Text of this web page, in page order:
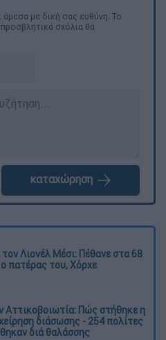
με δική σας ευθύνη. Το
σχόλια θα
καταχώρηση
Λιονέλ Μέσι: Πέθανε στα 68
πατέρας του, Χόρχε
Αττικοβοιωτία: Πώς στήθηκε η
διάσωσης - 254 πολίτες
διά θαλάσσης